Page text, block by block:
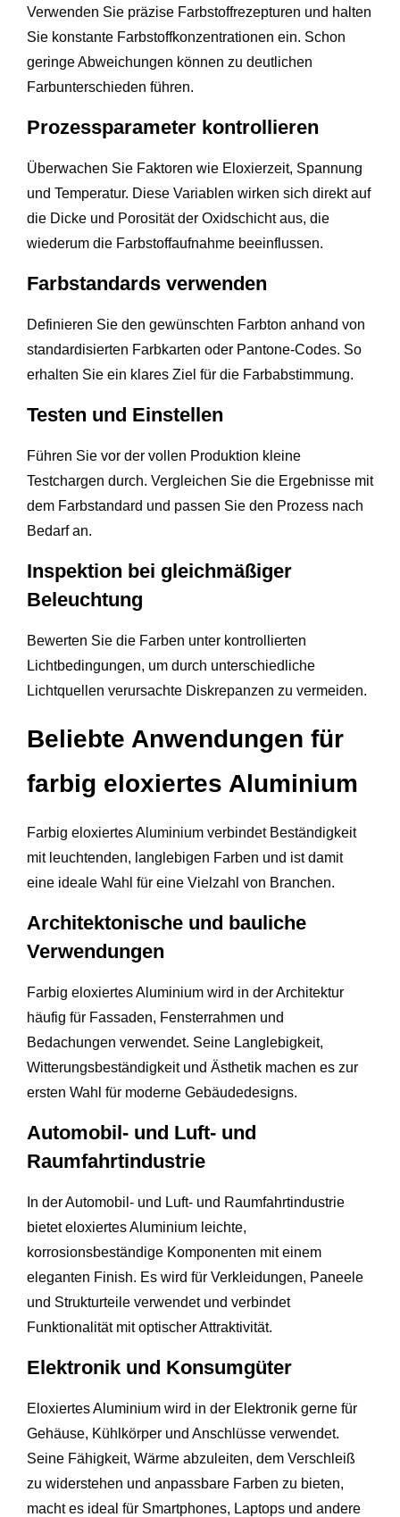
Verwenden Sie präzise Farbstoffrezepturen und halten
Sie konstante Farbstoffkonzentrationen ein. Schon
geringe Abweichungen können zu deutlichen
Farbunterschieden führen.
Prozessparameter kontrollieren
Überwachen Sie Faktoren wie Eloxierzeit, Spannung
und Temperatur. Diese Variablen wirken sich direkt auf
die Dicke und Porosität der Oxidschicht aus, die
wiederum die Farbstoffaufnahme beeinflussen.
Farbstandards verwenden
Definieren Sie den gewünschten Farbton anhand von
standardisierten Farbkarten oder Pantone-Codes. So
erhalten Sie ein klares Ziel für die Farbabstimmung.
Testen und Einstellen
Führen Sie vor der vollen Produktion kleine
Testchargen durch. Vergleichen Sie die Ergebnisse mit
dem Farbstandard und passen Sie den Prozess nach
Bedarf an.
Inspektion bei gleichmäßiger
Beleuchtung
Bewerten Sie die Farben unter kontrollierten
Lichtbedingungen, um durch unterschiedliche
Lichtquellen verursachte Diskrepanzen zu vermeiden.
Beliebte Anwendungen für
farbig eloxiertes Aluminium
Farbig eloxiertes Aluminium verbindet Beständigkeit
mit leuchtenden, langlebigen Farben und ist damit
eine ideale Wahl für eine Vielzahl von Branchen.
Architektonische und bauliche
Verwendungen
Farbig eloxiertes Aluminium wird in der Architektur
häufig für Fassaden, Fensterrahmen und
Bedachungen verwendet. Seine Langlebigkeit,
Witterungsbeständigkeit und Ästhetik machen es zur
ersten Wahl für moderne Gebäudedesigns.
Automobil- und Luft- und
Raumfahrtindustrie
In der Automobil- und Luft- und Raumfahrtindustrie
bietet eloxiertes Aluminium leichte,
korrosionsbeständige Komponenten mit einem
eleganten Finish. Es wird für Verkleidungen, Paneele
und Strukturteile verwendet und verbindet
Funktionalität mit optischer Attraktivität.
Elektronik und Konsumgüter
Eloxiertes Aluminium wird in der Elektronik gerne für
Gehäuse, Kühlkörper und Anschlüsse verwendet.
Seine Fähigkeit, Wärme abzuleiten, dem Verschleiß
zu widerstehen und anpassbare Farben zu bieten,
macht es ideal für Smartphones, Laptops und andere